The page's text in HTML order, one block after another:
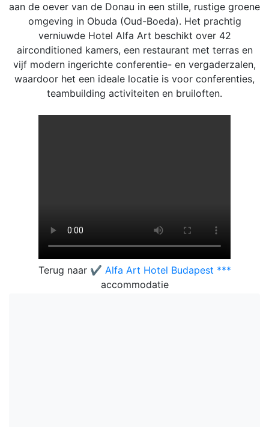
aan de oever van de Donau in een stille, rustige groene
omgeving in Obuda (Oud-Boeda). Het prachtig
verniuwde Hotel Alfa Art beschikt over 42
airconditioned kamers, een restaurant met terras en
vijf modern ingerichte conferentie- en vergaderzalen,
waardoor het een ideale locatie is voor conferenties,
teambuilding activiteiten en bruiloften.
Terug naar ✔️ Alfa Art Hotel Budapest ***
accommodatie